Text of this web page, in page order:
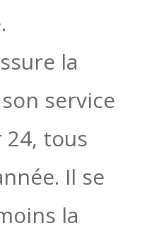
la
service
24, tous
Il se
la